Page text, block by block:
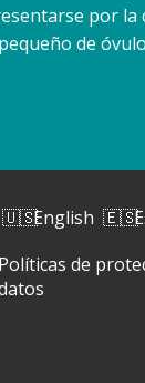
por
de
English
Políticas de